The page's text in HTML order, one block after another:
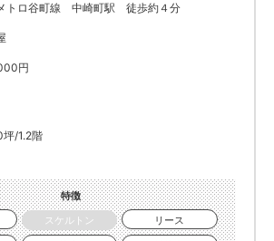
トロ谷町線 中崎町駅 徒歩約４分
円
/1.2階
特徴
スケルトン
リース